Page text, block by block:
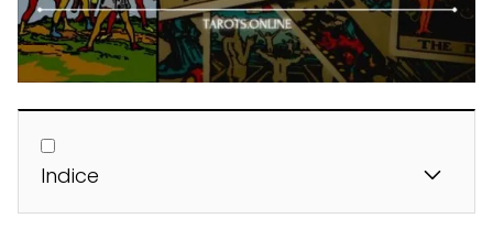
Indice